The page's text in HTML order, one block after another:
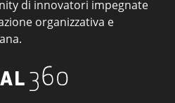
di innovatori impegnate
organizzativa e